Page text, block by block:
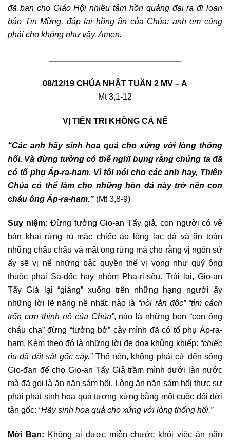
đã ban cho Giáo Hội nhiều tâm hồn quảng đại ra đi loan
báo Tin Mừng, đáp lại hồng ân của Chúa: anh em cũng
phải cho không như vậy. Amen.
————————————————————————————————-
08/12/19 CHÚA NHẬT TUẦN 2 MV – A
Mt 3,1-12
VỊ TIÊN TRI KHÔNG CẢ NỂ
“Các anh hãy sinh hoa quả cho xứng với lòng thống
hối. Và đừng tưởng có thể nghĩ bụng rằng chúng ta đã
có tổ phụ Áp-ra-ham. Vì tôi nói cho các anh hay, Thiên
Chúa có thể làm cho những hòn đá này trở nên con
cháu ông Áp-ra-ham.” (Mt 3,8-9)
Suy niệm: Đừng tưởng Gio-an Tẩy giả, con người có vẻ
bán khai rừng rú mặc chiếc áo lông lạc đà và ăn toàn
những châu chấu và mật ong rừng mà cho rằng vị ngôn sứ
ấy sẽ vị nể những bậc quyền thế vị vọng như quý ông
thuộc phái Sa-đốc hay nhóm Pha-ri-sêu. Trái lại, Gio-an
Tẩy Giả lại “giáng” xuống trên những hạng người ấy
những lời lẽ nặng nề nhất: nào là “nòi rắn độc” “tìm cách
trốn cơn thịnh nộ của Chúa”, nào là những bọn “con ông
cháu cha” đừng “tưởng bở” cậy mình đã có tổ phụ Áp-ra-
ham. Kèm theo đó là những lời đe doạ khủng khiếp: “chiếc
rìu đã đặt sát gốc cây.”Thế nên, không phải cứ đến sông
Gio-đan để cho Gio-an Tẩy Giả trầm mình dưới làn nước
mà đã gọi là ăn năn sám hối. Lòng ăn năn sám hối thực sự
phải phát sinh hoa quả tương xứng bằng một cuộc đổi đời
tận gốc: “Hãy sinh hoa quả cho xứng với lòng thống hối.”
Mời Bạn: Không ai được miễn chước khỏi việc ăn năn